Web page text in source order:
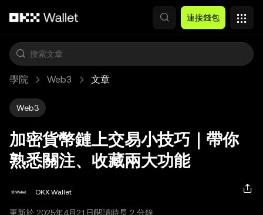
連接錢包
學院 Web3 文章
Web3
加密貨幣鏈上交易小技巧｜帶你
熟悉關注、收藏兩大功能
OKX Wallet
更新於 2025年4月21日 閱讀時長 2 分鐘